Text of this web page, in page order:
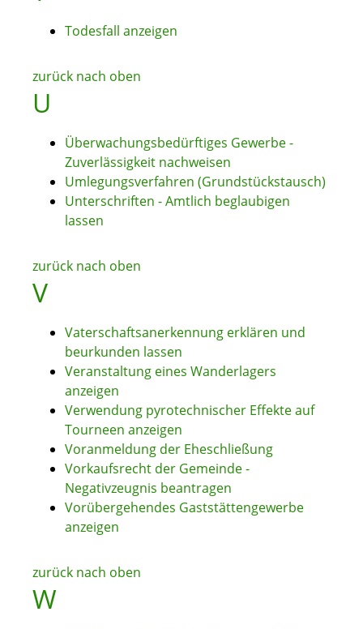
Todesfall anzeigen
zurück nach oben
U
Überwachungsbedürftiges Gewerbe -
Zuverlässigkeit nachweisen
Umlegungsverfahren (Grundstückstausch)
Unterschriften - Amtlich beglaubigen
lassen
zurück nach oben
V
Vaterschaftsanerkennung erklären und
beurkunden lassen
Veranstaltung eines Wanderlagers
anzeigen
Verwendung pyrotechnischer Effekte auf
Tourneen anzeigen
Voranmeldung der Eheschließung
Vorkaufsrecht der Gemeinde -
Negativzeugnis beantragen
Vorübergehendes Gaststättengewerbe
anzeigen
zurück nach oben
W